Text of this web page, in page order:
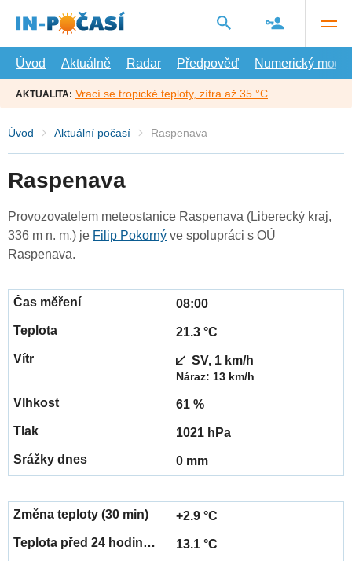
hlavní
Úvod
Aktuálně Radar Předpověď Numerický model
AKTUALITA: Vrací se tropické teploty, zítra až 35 °C
Úvod Aktuální počasí Raspenava
Raspenava
Provozovatelem meteostanice Raspenava (Liberecký kraj,
336 m n. m.) je Filip Pokorný ve spolupráci s OÚ
Raspenava.
08:00
21.3 °C
SV, 1 km/h
Náraz: 13 km/h
61 %
1021 hPa
0 mm
+2.9 °C
13.1 °C